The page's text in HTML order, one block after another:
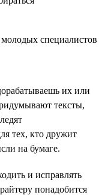
их или
тексты,
тех, кто дружит
на бумаге.
и исправлять
понадобится